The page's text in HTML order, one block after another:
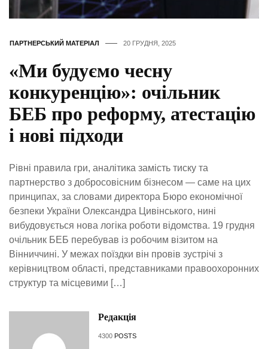
ПАРТНЕРСЬКИЙ МАТЕРІАЛ 20 ГРУДНЯ, 2025
«Ми будуємо чесну
конкуренцію»: очільник
БЕБ про реформу, атестацію
і нові підходи
Рівні правила гри, аналітика замість тиску та
партнерство з добросовісним бізнесом — саме на цих
принципах, за словами директора Бюро економічної
безпеки України Олександра Цивінського, нині
вибудовується нова логіка роботи відомства. 19 грудня
очільник БЕБ перебував із робочим візитом на
Вінниччині. У межах поїздки він провів зустрічі з
керівництвом області, представниками правоохоронних
структур та місцевими […]
Редакція
4300 POSTS